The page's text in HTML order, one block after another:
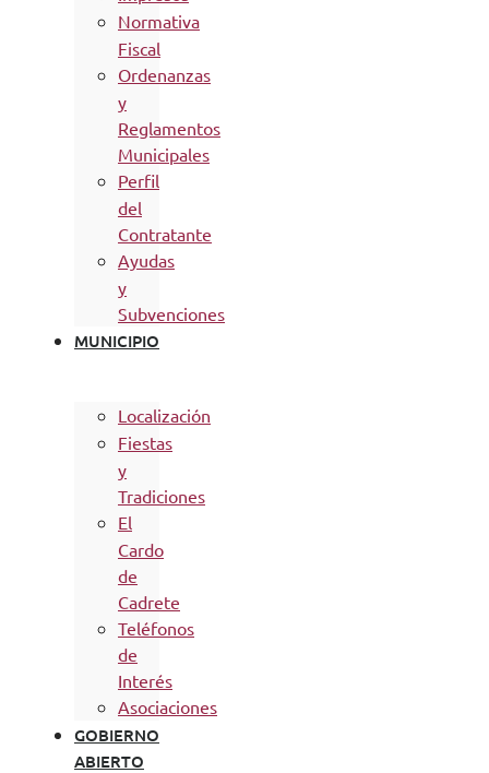
Normativa
Fiscal
Ordenanzas
y
Reglamentos
Municipales
Perfil
del
Contratante
Ayudas
y
Subvenciones
MUNICIPIO
Localización
Fiestas
y
Tradiciones
El
Cardo
de
Cadrete
Teléfonos
de
Interés
Asociaciones
GOBIERNO
ABIERTO